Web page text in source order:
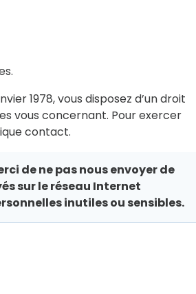
1978, vous disposez d’un droit
vous concernant. Pour exercer
contact.
de ne pas nous envoyer de
sur le réseau Internet
inutiles ou sensibles.